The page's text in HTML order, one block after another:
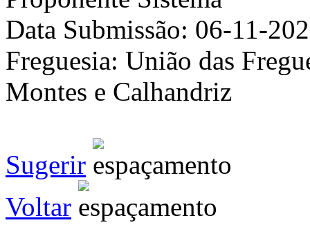
Data Submissão: 06-11-
Freguesia: União das
Montes e Calhandriz
Sugerir
Voltar